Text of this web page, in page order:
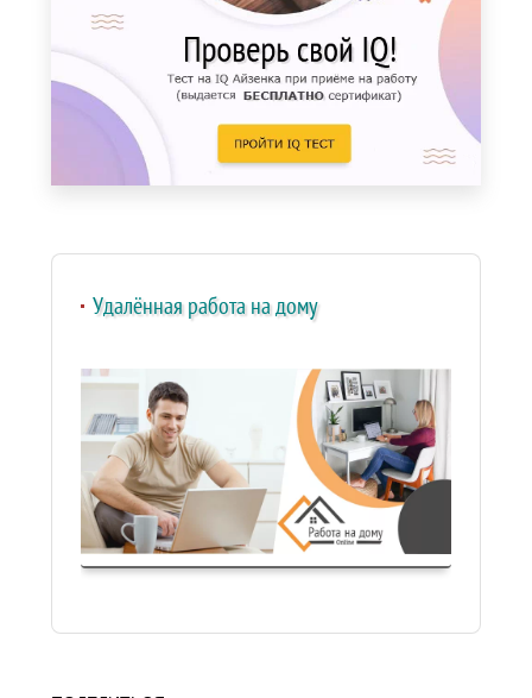
Удалённая работа на дому